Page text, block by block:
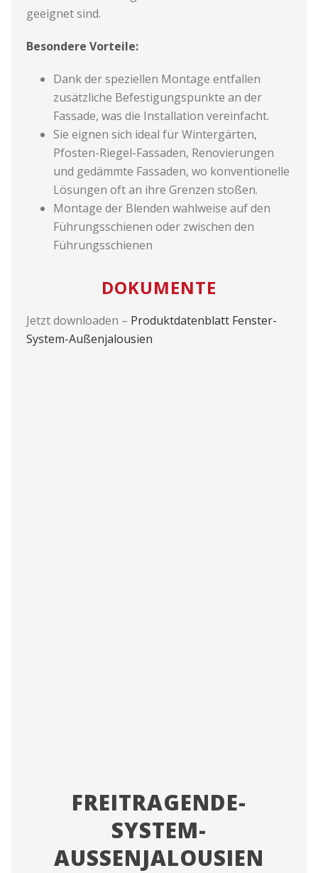
geeignet sind.
Besondere Vorteile:
Dank der speziellen Montage entfallen
zusätzliche Befestigungspunkte an der
Fassade, was die Installation vereinfacht.
Sie eignen sich ideal für Wintergärten,
Pfosten-Riegel-Fassaden, Renovierungen
und gedämmte Fassaden, wo konventionelle
Lösungen oft an ihre Grenzen stoßen.
Montage der Blenden wahlweise auf den
Führungsschienen oder zwischen den
Führungsschienen
DOKUMENTE
Jetzt downloaden – Produktdatenblatt Fenster-
System-Außenjalousien
FREITRAGENDE-
SYSTEM-
AUSSENJALOUSIEN